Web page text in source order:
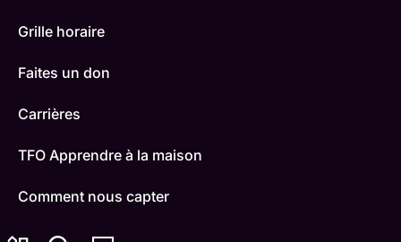
Grille horaire
Faites un don
Carrières
TFO Apprendre à la maison
Comment nous capter
Contactez-nous